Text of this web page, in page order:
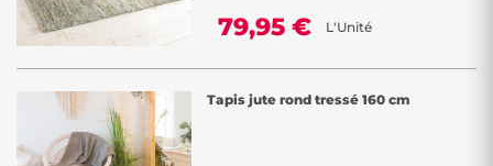
79,95 € L'Unité
Tapis jute rond tressé 160 cm